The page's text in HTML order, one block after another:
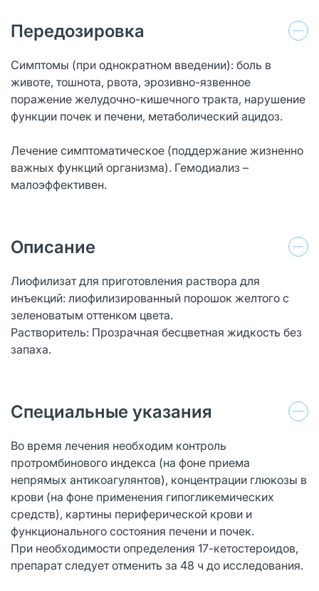
Передозировка
Симптомы (при однократном введении): боль в
животе, тошнота, рвота, эрозивно-язвенное
поражение желудочно-кишечного тракта, нарушение
функции почек и печени, метаболический ацидоз.
Лечение симптоматическое (поддержание жизненно
важных функций организма). Гемодиализ –
малоэффективен.
Описание
Лиофилизат для приготовления раствора для
инъекций: лиофилизированный порошок желтого с
зеленоватым оттенком цвета.
Растворитель: Прозрачная бесцветная жидкость без
запаха.
Специальные указания
Во время лечения необходим контроль
протромбинового индекса (на фоне приема
непрямых антикоагулянтов), концентрации глюкозы в
крови (на фоне применения гипогликемических
средств), картины периферической крови и
функционального состояния печени и почек.
При необходимости определения 17-кетостероидов,
препарат следует отменить за 48 ч до исследования.